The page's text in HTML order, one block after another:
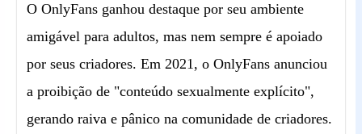
O OnlyFans ganhou destaque por seu ambiente
amigável para adultos, mas nem sempre é apoiado
por seus criadores. Em 2021, o OnlyFans anunciou
a proibição de "conteúdo sexualmente explícito",
gerando raiva e pânico na comunidade de criadores.